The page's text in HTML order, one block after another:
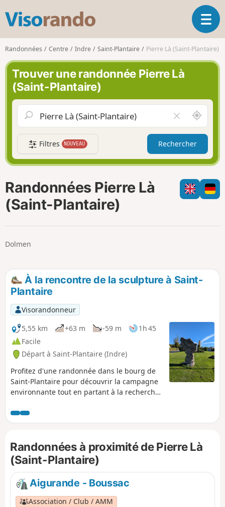
s
o
r
n
d
o
O
u
a
n
v
g
a
i
o
Randonnées Centre Indre Saint-Plantaire Pierre Là (Saint-Plantaire)
Trouver une randonnée Pierre Là
(Saint-Plantaire)
i
d
e
r
l
e
h
A
u
t
u
r
d
e
m
Filtres NOUVEAU Rechercher
Randonnées Pierre Là
(Saint-Plantaire)
Dolmen
À la rencontre de la sculpture à Saint-
Plantaire
Visorandonneur
5,55 km
+63 m -59 m
1h 45
Facile
Départ à Saint-Plantaire (Indre)
Profitez d'une randonnée dans le bourg de
Saint-Plantaire pour découvrir la campagne
environnante tout en partant à la recherche
patrimoine de la commune. Cet itinéraire
fait partie de la sélection "À la rencontre de
la fois le patrimoine et la culture propre de
Saint-Plantaire ! Saurez-vous toutes les
trouver ?
Randonnées à proximité de Pierre Là
(Saint-Plantaire)
Aigurande - Boussac
Association / Club / AMM